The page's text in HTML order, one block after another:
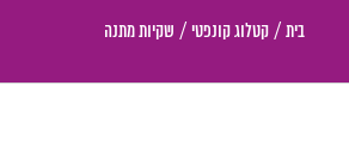
בית / קטלוג קונפטי / שקיות מתנה